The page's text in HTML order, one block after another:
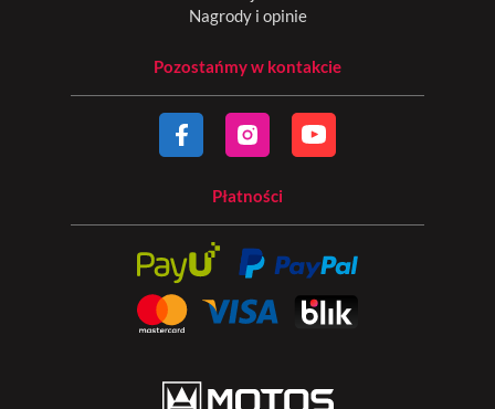
Nagrody i opinie
Pozostańmy w kontakcie
Płatności